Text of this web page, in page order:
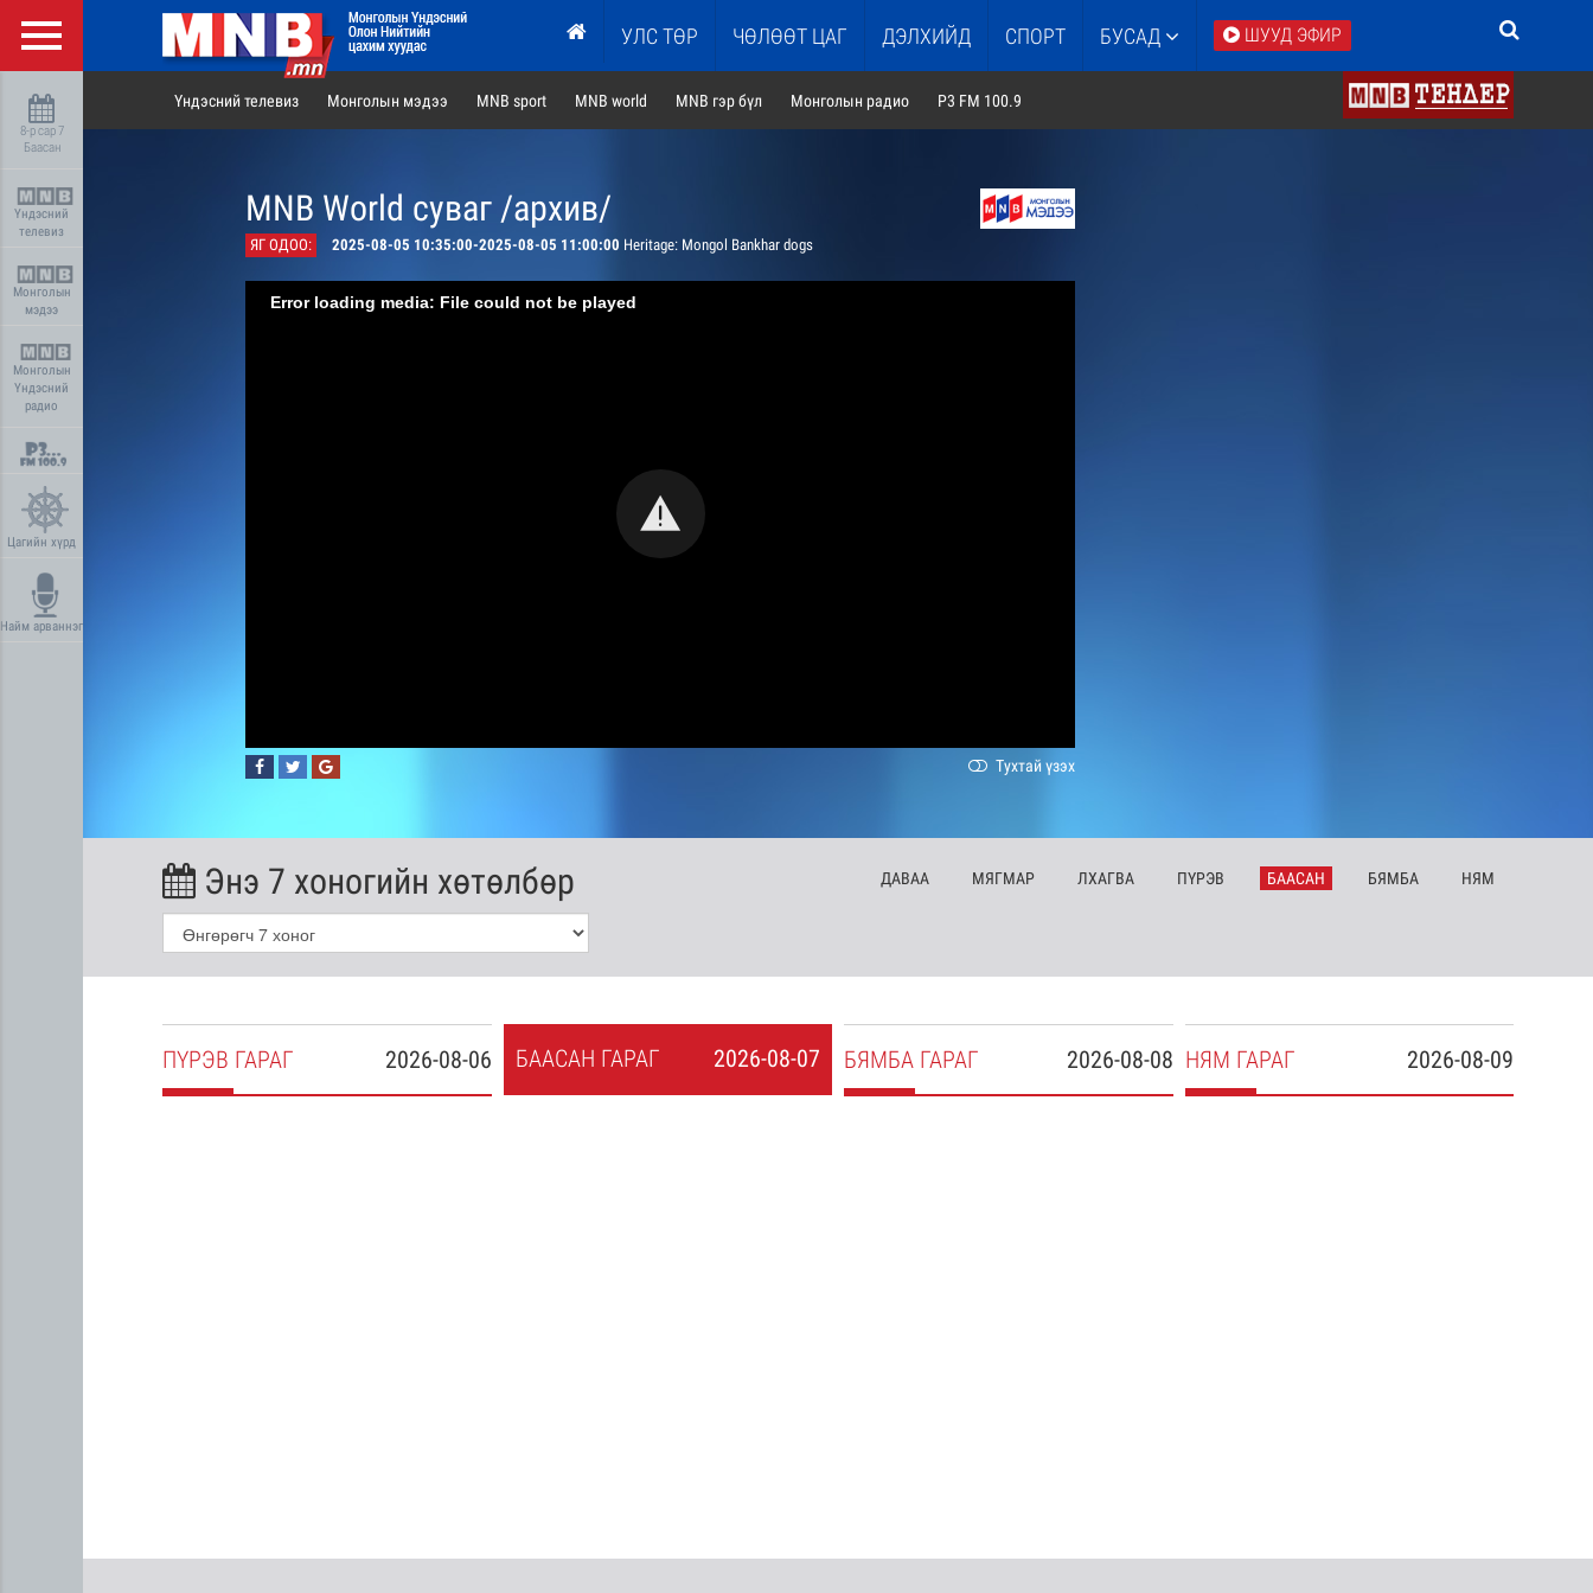
УЛС ТӨР ЧӨЛӨӨТ ЦАГ ДЭЛХИЙД СПОРТ БУСАД ШУУД ЭФИР
8-р сар 7
Баасан
Үндэсний
телевиз
Монголын
мэдээ
Монголын
Үндэсний
радио
Цагийн хүрд
Найм арваннэг
Үндэсний телевиз Монголын мэдээ MNB sport MNB world MNB гэр бүл Монголын радио P3 FM 100.9
MNB World суваг /архив/
ЯГ ОДОО: 2025-08-05 10:35:00-2025-08-05 11:00:00 Heritage: Mongol Bankhar dogs
Error loading media: File could not be played
Тухтай үзэх
Энэ 7 хоногийн хөтөлбөр ДАВАА МЯГМАР ЛХАГВА ПҮРЭВ БААСАН БЯМБА НЯМ
2026-08-06
ПҮРЭВ ГАРАГ 2026-08-07
БААСАН ГАРАГ 2026-08-08
БЯМБА ГАРАГ 2026-08-09
НЯМ ГАРАГ